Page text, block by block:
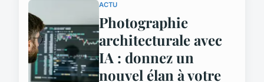
ACTU
Photographie
architecturale avec
IA : donnez un
nouvel élan à votre